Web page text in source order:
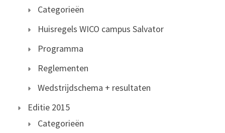
Categorieën
Huisregels WICO campus Salvator
Programma
Reglementen
Wedstrijdschema + resultaten
Editie 2015
Categorieën